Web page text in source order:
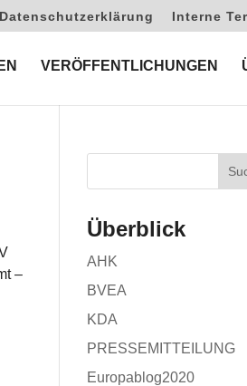
Datenschutzerklärung Interne
VERÖFFENTLICHUNGEN
–
Überblick
AHK
BVEA
KDA
PRESSEMITTEILUNG
Europablog2020